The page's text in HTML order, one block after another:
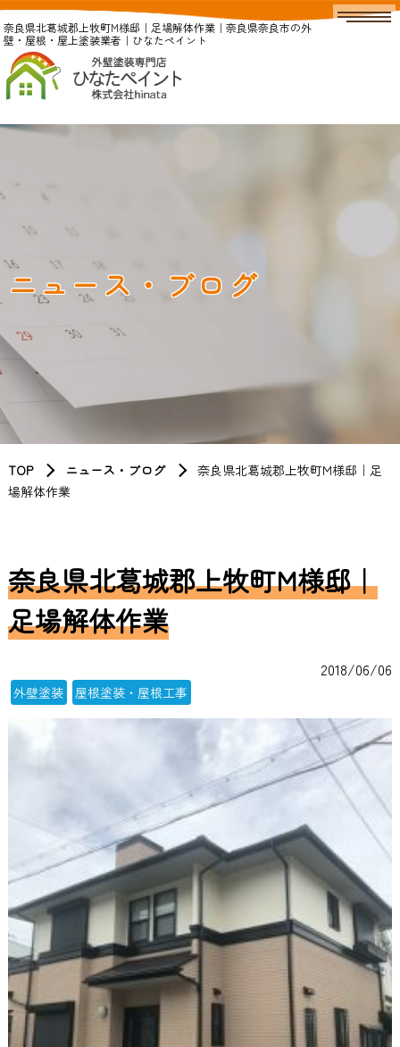
奈良県北葛城郡上牧町M様邸｜足場解体作業｜奈良県奈良市の外
壁・屋根・屋上塗装業者｜ひなたペイント
ニュース・ブログ
TOP ニュース・ブログ
奈良県北葛城郡上牧町M様邸｜足
場解体作業
奈良県北葛城郡上牧町M様邸｜
足場解体作業
2018/06/06
外壁塗装 屋根塗装・屋根工事